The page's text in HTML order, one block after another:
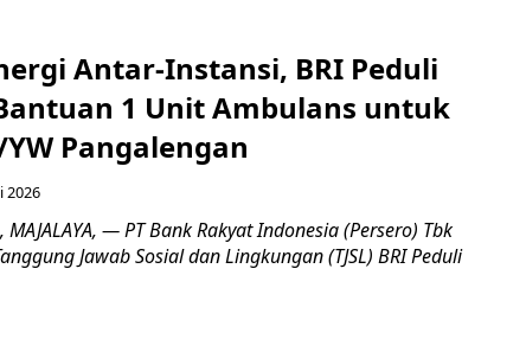
Antar-Instansi, BRI Peduli
1 Unit Ambulans untuk
Pangalengan
2026
— PT Bank Rakyat Indonesia (Persero) Tbk
Jawab Sosial dan Lingkungan (TJSL) BRI Peduli